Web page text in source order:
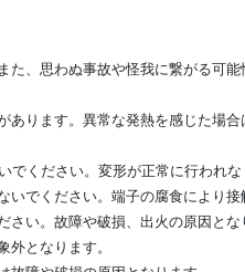
、思わぬ事故や怪我に繋がる可能
あります。異常な発熱を感じた場
ください。変形が正常に行われ
でください。端子の腐食により接
い。故障や破損、出火の原因と
となります。